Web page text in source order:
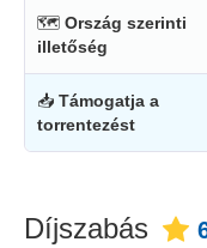
🗺 Ország szerinti
illetőség
📥 Támogatja a
torrentezést
Díjszabás